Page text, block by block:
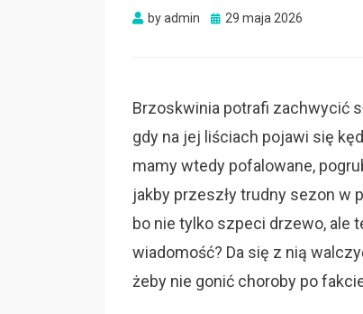
byadmin
Posted
29 maja 2026
Brzoskwinia potrafi zachwycić
gdy na jej liściach pojawi się
mamy wtedy pofalowane,
jakby przeszły trudny sezon w
bo nie tylko szpeci drzewo, ale
wiadomość? Da się z nią
żeby nie gonić choroby po